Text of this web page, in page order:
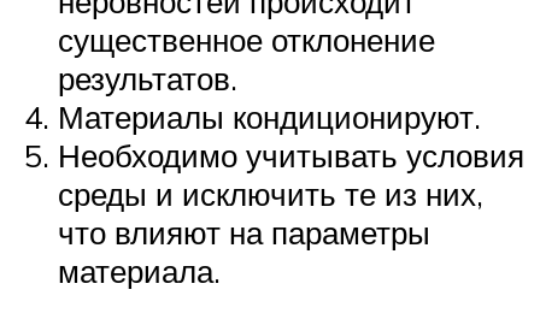
существенное отклонение
результатов.
Материалы кондиционируют.
Необходимо учитывать условия
среды и исключить те из них,
что влияют на параметры
материала.